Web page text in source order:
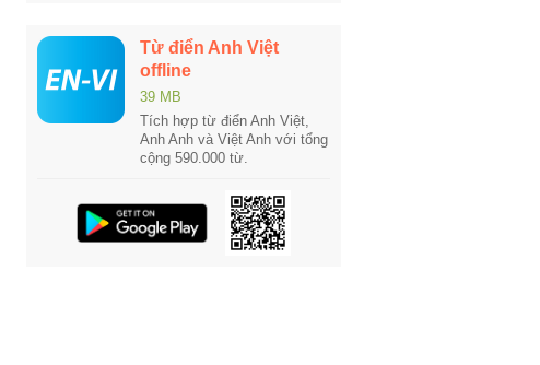
Từ điển Anh Việt
offline
39 MB
Tích hợp từ điển Anh Việt,
Anh Anh và Việt Anh với tổng
cộng 590.000 từ.